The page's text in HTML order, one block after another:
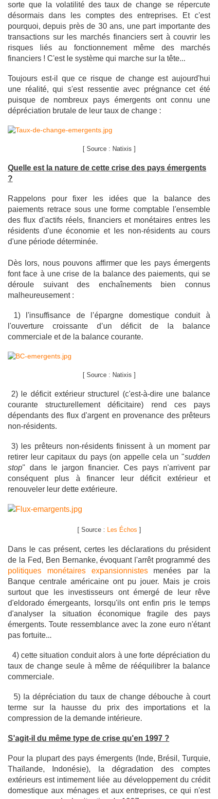
sorte que la volatilité des taux de change se répercute
désormais dans les comptes des entreprises. Et c'est
pourquoi, depuis près de 30 ans, une part importante des
transactions sur les marchés financiers sert à couvrir les
risques liés au fonctionnement même des marchés
financiers ! C'est le système qui marche sur la tête...
Toujours est-il que ce risque de change est aujourd'hui
une réalité, qui s'est ressentie avec prégnance cet été
puisque de nombreux pays émergents ont connu une
dépréciation brutale de leur taux de change :
[ Source : Natixis ]
Quelle est la nature de cette crise des pays émergents
?
Rappelons pour fixer les idées que la balance des
paiements retrace sous une forme comptable l'ensemble
des flux d'actifs réels, financiers et monétaires entres les
résidents d'une économie et les non-résidents au cours
d'une période déterminée.
Dès lors, nous pouvons affirmer que les pays émergents
font face à une crise de la balance des paiements, qui se
déroule suivant des enchaînements bien connus
malheureusement :
1) l'insuffisance de l’épargne domestique conduit à
l'ouverture croissante d’un déficit de la balance
commerciale et de la balance courante.
[ Source : Natixis ]
2)
le déficit extérieur structurel (c'est-à-dire une balance
courante structurellement déficitaire) rend ces pays
dépendants des flux d'argent en provenance des prêteurs
non-résidents.
3) les prêteurs non-résidents finissent à un moment par
retirer leur capitaux du pays (on appelle cela un "sudden
stop" dans le jargon financier. Ces pays n'arrivent par
conséquent plus à financer leur déficit extérieur et
renouveler leur dette extérieure.
[ Source : Les Échos ]
Dans le cas présent, certes les déclarations du président
de la Fed, Ben Bernanke, évoquant l'arrêt programmé des
politiques monétaires expansionnistesmenées par la
Banque centrale américaine ont pu jouer. Mais je crois
surtout que les investisseurs ont émergé de leur rêve
d'eldorado émergeants, lorsqu'ils ont enfin pris le temps
d'analyser la situation économique fragile des pays
émergents. Toute ressemblance avec la zone euro n'étant
pas fortuite...
4) cette situation conduit alors à une forte dépréciation du
taux de change seule à même de rééquilibrer la balance
commerciale.
5) la dépréciation du taux de change débouche à court
terme sur la hausse du prix des importations et la
compression de la demande intérieure.
S'agit-il du même type de crise qu'en 1997 ?
Pour la plupart des pays émergents (Inde, Brésil, Turquie,
Thaïlande, Indonésie), la dégradation des comptes
extérieurs est intimement liée au développement du crédit
domestique aux ménages et aux entreprises, ce qui n'est